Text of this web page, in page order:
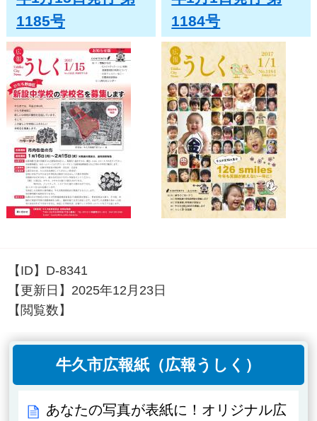
1185号
1184号
【ID】 D-8341
【更新日】 2025年12月23日
【閲覧数】
牛久市広報紙（広報うしく）
あなたの写真が表紙に！オリジナル広